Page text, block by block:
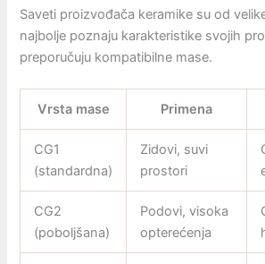
Saveti proizvođača keramike su od
najbolje poznaju karakteristike svojih
preporučuju kompatibilne mase.
Vrsta mase Primena
CG1
(standardna)
Zidovi, suvi
prostori
CG2
(poboljšana)
Podovi, visoka
opterećenja